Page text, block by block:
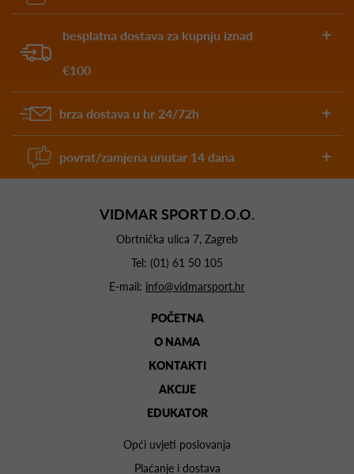
besplatna dostava za kupnju iznad
€100
brza dostava u hr 24/72h
povrat/zamjena unutar 14 dana
VIDMAR SPORT D.O.O.
Obrtnička ulica 7, Zagreb
Tel: (01) 61 50 105
E-mail: info@vidmarsport.hr
POČETNA
O NAMA
KONTAKTI
AKCIJE
EDUKATOR
Opći uvjeti poslovanja
Plaćanje i dostava